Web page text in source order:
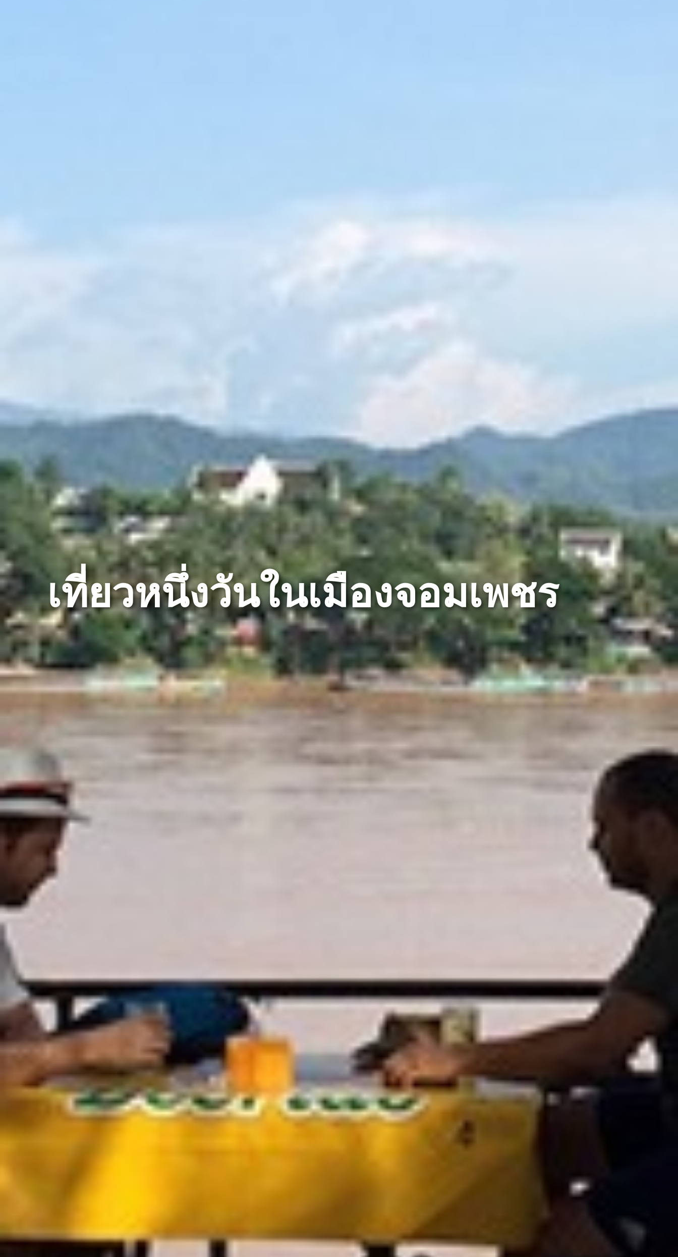
เที่ยวหนึ่งวันในเมืองจอมเพชร